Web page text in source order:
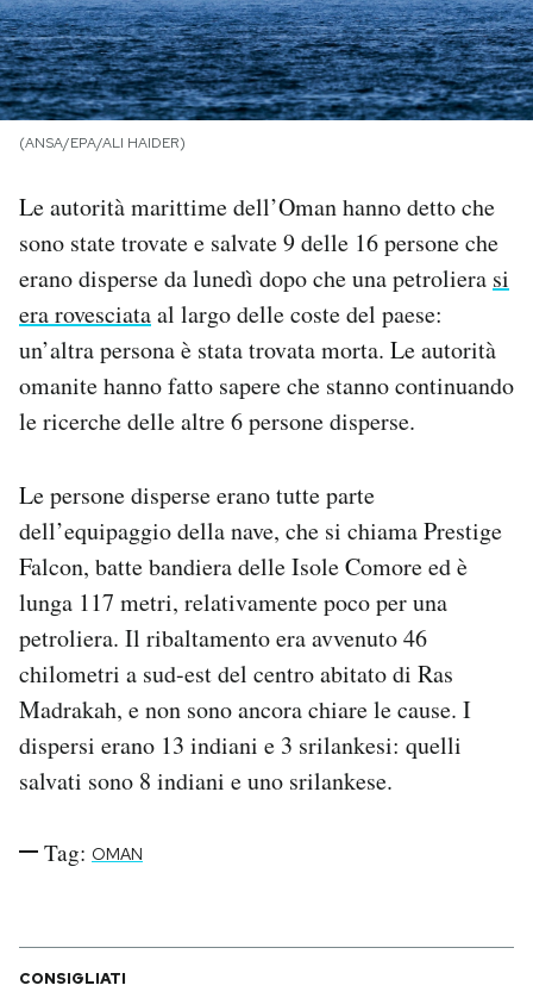
NEWSLETTER
I MIEI PREFERITI
CALENDARIO
AREA PERSONALE
Area Personale
Newsletter
Regala il Post
Hai bisogno di aiuto?
Esci
(ANSA/EPA/ALI HAIDER)
Le autorità marittime dell’Oman hanno detto che
sono state trovate e salvate 9 delle 16 persone che
erano disperse da lunedì dopo che una petroliera si
era rovesciataal largo delle coste del paese:
un’altra persona è stata trovata morta. Le autorità
omanite hanno fatto sapere che stanno continuando
le ricerche delle altre 6 persone disperse.
Le persone disperse erano tutte parte
dell’equipaggio della nave, che si chiama Prestige
Falcon, batte bandiera delle Isole Comore ed è
lunga 117 metri, relativamente poco per una
petroliera. Il ribaltamento era avvenuto 46
chilometri a sud-est del centro abitato di Ras
Madrakah, e non sono ancora chiare le cause. I
dispersi erano 13 indiani e 3 srilankesi: quelli
salvati sono 8 indiani e uno srilankese.
Tag: OMAN
CONSIGLIATI